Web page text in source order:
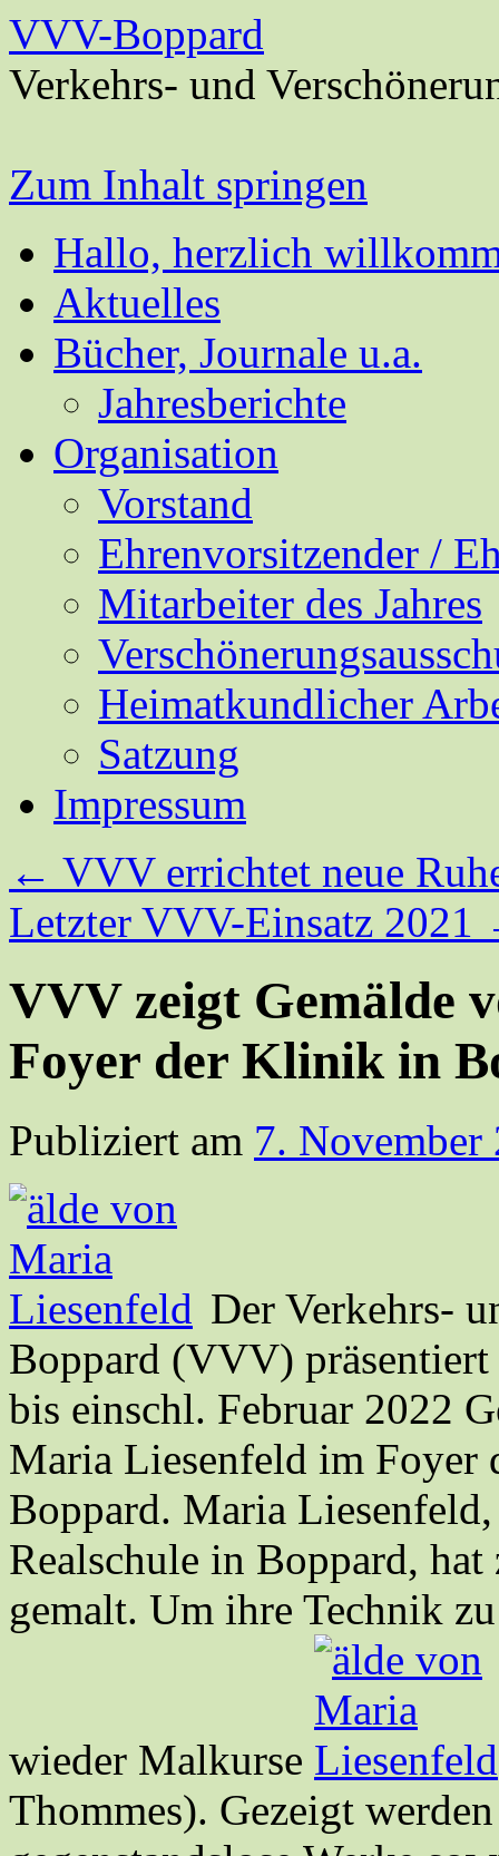
VVV-Boppard
Verkehrs- und
Zum Inhalt springen
Hallo, herzlich
Aktuelles
Bücher, Journale u.a.
Jahresberichte
Organisation
Vorstand
Ehrenvorsitzender /
Mitarbeiter des Jahres
Heimatkundlicher
Satzung
Impressum
← VVV errichtet neue
Letzter VVV-Einsatz 2021
VVV zeigt Gemälde
Foyer der Klinik in
Publiziert am 7. November
Der Verkehrs-
Boppard (VVV)
bis einschl. Februar 2022
Maria Liesenfeld im
Boppard. Maria
Realschule in Boppard,
gemalt. Um ihre Technik
wieder Malkurse
Thommes). Gezeigt